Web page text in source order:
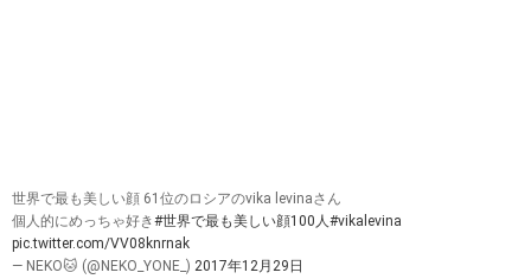
世界で最も美しい顔 61位のロシアのvika levinaさん
個人的にめっちゃ好き#世界で最も美しい顔100人#vikalevina
pic.twitter.com/VV08knrnak
— NEKO🐱 (@NEKO_YONE_) 2017年12月29日